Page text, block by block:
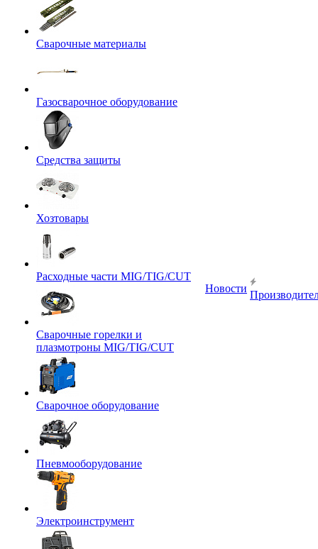
Сварочные материалы
Газосварочное оборудование
Средства защиты
Хозтовары
Расходные части MIG/TIG/CUT
Сварочные горелки и
плазмотроны MIG/TIG/CUT
Сварочное оборудование
Пневмооборудование
Электроинструмент
Новости